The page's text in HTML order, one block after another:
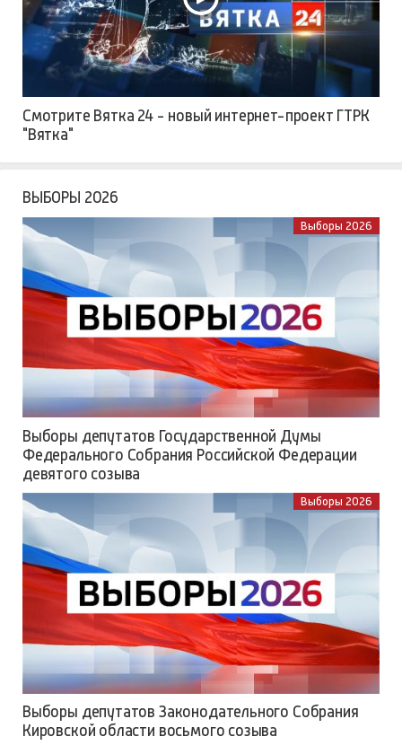
Смотрите Вятка 24 - новый интернет-проект ГТРК
"Вятка"
ВЫБОРЫ 2026
Выборы 2026
Выборы депутатов Государственной Думы
Федерального Собрания Российской Федерации
девятого созыва
Выборы 2026
Выборы депутатов Законодательного Собрания
Кировской области восьмого созыва